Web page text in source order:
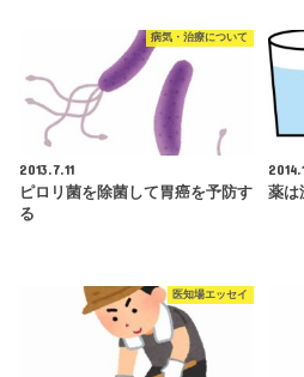
病気・治療について
2013.7.11
ピロリ菌を除菌して胃癌を予防す
る
薬は
医知場エッセイ